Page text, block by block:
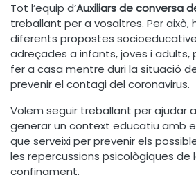
Tot l’equip d’Auxiliars de conversa
treballant per a vosaltres. Per això,
diferents propostes
adreçades a infants, joves i adults,
fer a casa mentre duri la situació
prevenir el contagi del coronavirus.
Volem seguir treballant per ajudar
generar un context educatiu amb
que serveixi per prevenir els
les repercussions psicològiques de
confinament.